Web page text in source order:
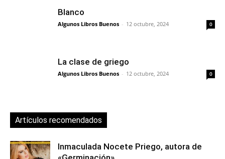
Blanco
Algunos Libros Buenos - 12 octubre, 2024 0
La clase de griego
Algunos Libros Buenos - 12 octubre, 2024 0
Artículos recomendados
Inmaculada Nocete Priego, autora de